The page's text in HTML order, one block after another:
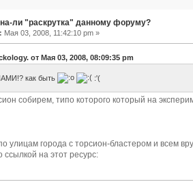
ли "раскрутка" данному форуму?
Мая 03, 2008, 11:42:10 pm »
от Мая 03, 2008, 08:09:35 pm
как быть :'(
собирем, типо которого который на
улицам города с торсион-бластером и всем
на этот ресурс: